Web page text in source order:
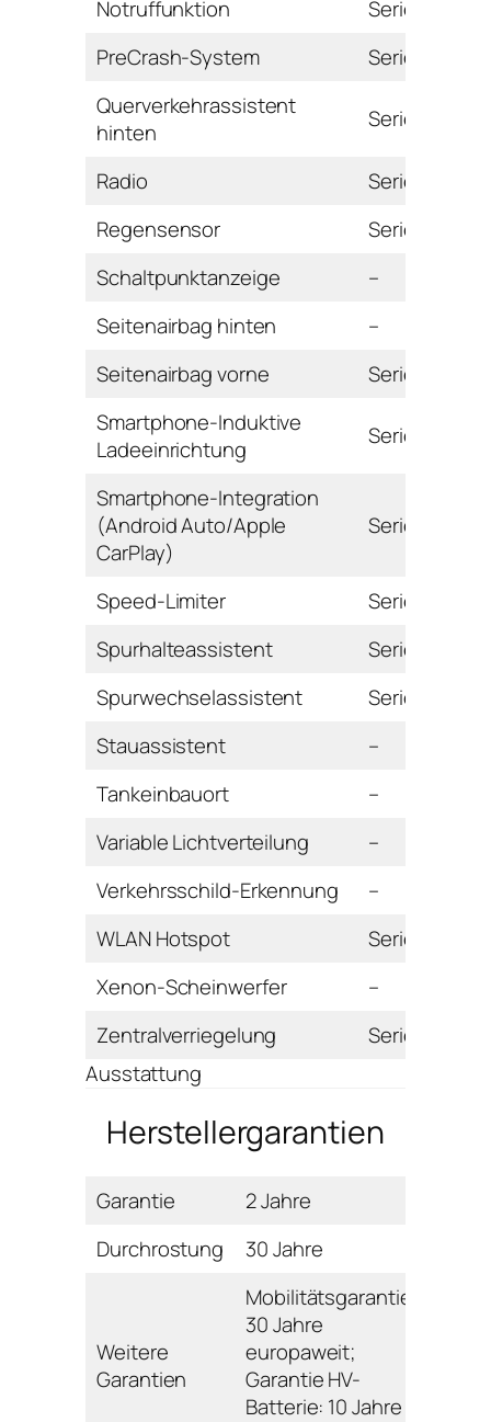
Notruffunktion
Serie
PreCrash-System
Serie
Querverkehrassistent
hinten
Serie
Radio
Serie
Regensensor
Serie
Schaltpunktanzeige
–
Seitenairbag hinten
–
Seitenairbag vorne
Serie
Smartphone-Induktive
Ladeeinrichtung
Serie
Smartphone-Integration
(Android Auto/Apple
CarPlay)
Serie
Speed-Limiter
Serie
Spurhalteassistent
Serie
Spurwechselassistent
Serie
Stauassistent
–
Tankeinbauort
–
Variable Lichtverteilung
–
Verkehrsschild-Erkennung
–
WLAN Hotspot
Serie
Xenon-Scheinwerfer
–
Zentralverriegelung
Serie
Ausstattung
Herstellergarantien
Garantie
2 Jahre
Durchrostung
30 Jahre
Weitere
Garantien
Mobilitätsgarantie:
30 Jahre
europaweit;
Garantie HV-
Batterie: 10 Jahre